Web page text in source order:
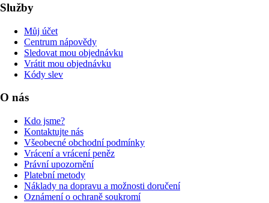
Služby
Můj účet
Centrum nápovědy
Sledovat mou objednávku
Vrátit mou objednávku
Kódy slev
O nás
Kdo jsme?
Kontaktujte nás
Všeobecné obchodní podmínky
Vrácení a vrácení peněz
Právní upozornění
Platební metody
Náklady na dopravu a možnosti doručení
Oznámení o ochraně soukromí